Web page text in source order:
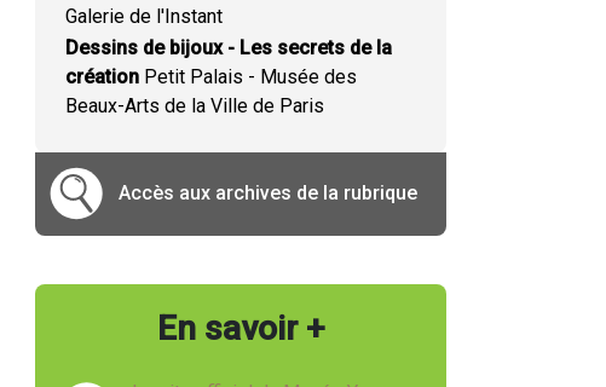
Galerie de l'Instant
Dessins de bijoux - Les secrets de la
création Petit Palais - Musée des
Beaux-Arts de la Ville de Paris
Accès aux archives de la rubrique
En savoir +